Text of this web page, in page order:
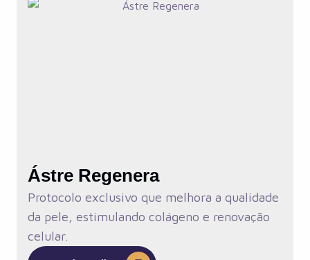
Ástre Regenera
Protocolo exclusivo que melhora a qualidade
da pele, estimulando colágeno e renovação
celular.